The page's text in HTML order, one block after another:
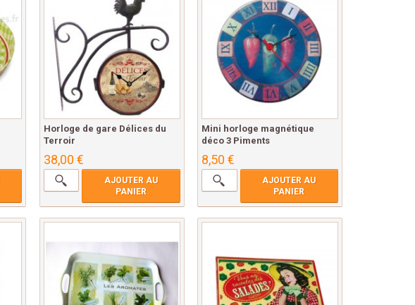
Horloge de gare Délices du
Terroir
38,00 €
AJOUTER AU
PANIER
Mini horloge magnétique
déco 3 Piments
8,50 €
AJOUTER AU
PANIER